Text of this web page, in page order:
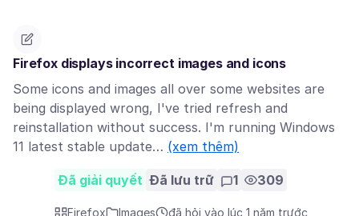
Firefox displays incorrect images and icons
Some icons and images all over some websites are
being displayed wrong, I've tried refresh and
reinstallation without success. I'm running Windows
11 latest stable update… (xem thêm)
Đã giải quyết Đã lưu trữ 1 309
Firefox Images
đã hỏi vào lúc 1 năm trước